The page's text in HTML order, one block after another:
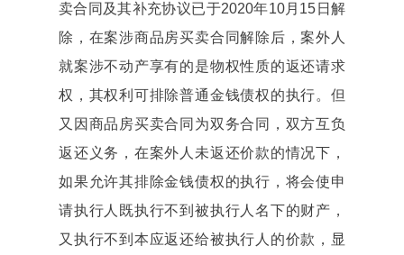
卖合同及其补充协议已于2020年10月15日解
除，在案涉商品房买卖合同解除后，案外人
就案涉不动产享有的是物权性质的返还请求
权，其权利可排除普通金钱债权的执行。但
又因商品房买卖合同为双务合同，双方互负
返还义务，在案外人未返还价款的情况下，
如果允许其排除金钱债权的执行，将会使申
请执行人既执行不到被执行人名下的财产，
又执行不到本应返还给被执行人的价款，显